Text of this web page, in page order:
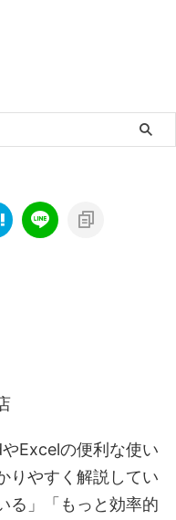
Excelの便利な使い
りやすく解説してい
る」「もっと効率的